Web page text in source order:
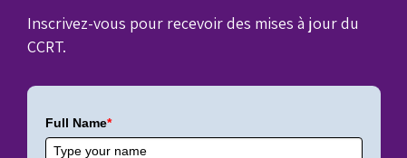
Inscrivez-vous pour recevoir des mises à jour du
CCRT.
Full Name*